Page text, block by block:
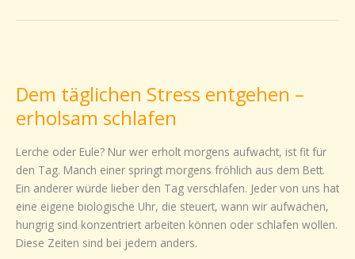
Dem täglichen Stress entgehen –
erholsam schlafen
Lerche oder Eule? Nur wer erholt morgens aufwacht, ist fit für
den Tag. Manch einer springt morgens fröhlich aus dem Bett.
Ein anderer würde lieber den Tag verschlafen. Jeder von uns hat
eine eigene biologische Uhr, die steuert, wann wir aufwachen,
hungrig sind konzentriert arbeiten können oder schlafen wollen.
Diese Zeiten sind bei jedem anders.
Stress
entgehen
–
erholsam
schlafen